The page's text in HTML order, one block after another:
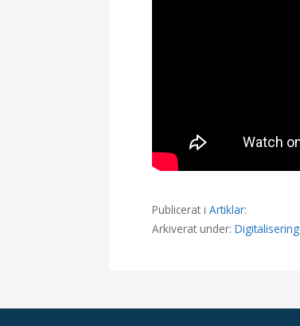
Publicerat iArtiklar:
Arkiverat under:Digitalisering
I